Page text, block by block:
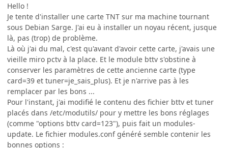
Hello !
Je tente d'installer une carte TNT sur ma machine tournant
sous Debian Sarge. J'ai eu à installer un noyau récent, jusque
là, pas (trop) de problème.
Là où j'ai du mal, c'est qu'avant d'avoir cette carte, j'avais une
vieille miro pctv à la place. Et le module bttv s'obstine à
conserver les paramètres de cette ancienne carte (type
card=39 et tuner=je_sais_plus). Et je n'arrive pas à les
remplacer par les bons ...
Pour l'instant, j'ai modifié le contenu des fichier bttv et tuner
placés dans /etc/modutils/ pour y mettre les bons réglages
(comme "options bttv card=123"), puis fait un modules-
update. Le fichier modules.conf généré semble contenir les
bonnes options :